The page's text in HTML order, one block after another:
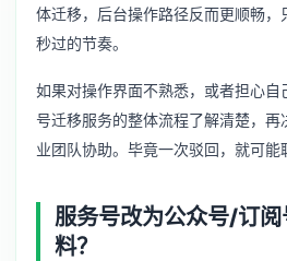
体迁移，后台操作路径反而更顺畅
秒过的节奏。
如果对操作界面不熟悉，或者担心自
号迁移服务的整体流程了解清楚，
业团队协助。毕竟一次驳回，就可能
服务号改为公众号/订
料？